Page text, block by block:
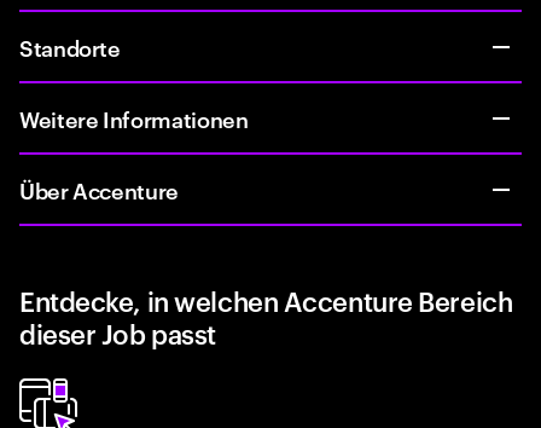
Standorte
Weitere Informationen
Über Accenture
Entdecke, in welchen Accenture Bereich
dieser Job passt